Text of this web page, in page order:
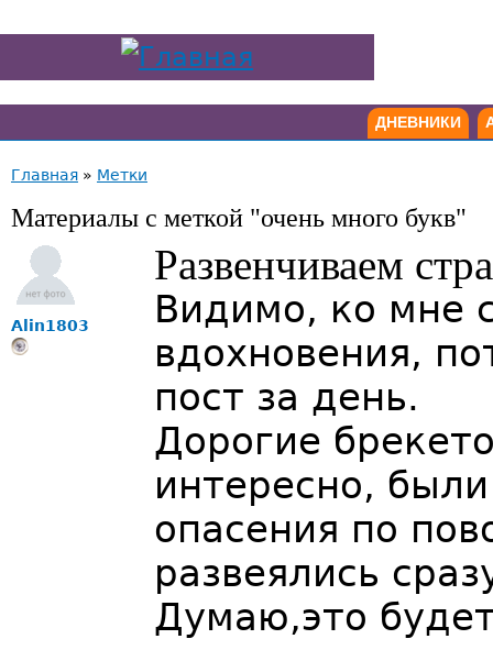
ДНЕВНИКИ
Главная » Метки
Материалы с меткой "очень много букв"
Alin1803
Развенчиваем
Видимо, ко мне
вдохновения,
пост за день.
Дорогие
интересно,
опасения по
развеялись
Думаю,это